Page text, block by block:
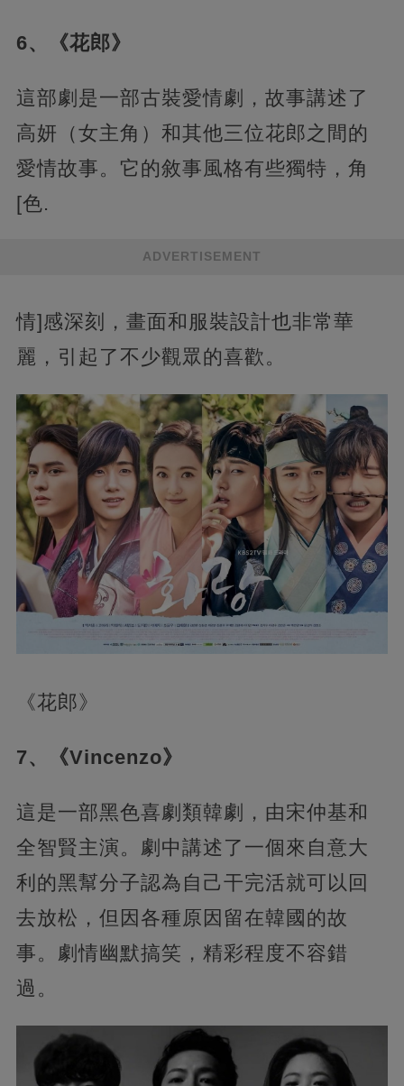
6、《花郎》
這部劇是一部古裝愛情劇，故事講述了
高妍（女主角）和其他三位花郎之間的
愛情故事。它的敘事風格有些獨特，角
[色.
ADVERTISEMENT
情]感深刻，畫面和服裝設計也非常華
麗，引起了不少觀眾的喜歡。
《花郎》
7、《Vincenzo》
這是一部黑色喜劇類韓劇，由宋仲基和
全智賢主演。劇中講述了一個來自意大
利的黑幫分子認為自己干完活就可以回
去放松，但因各種原因留在韓國的故
事。劇情幽默搞笑，精彩程度不容錯
過。